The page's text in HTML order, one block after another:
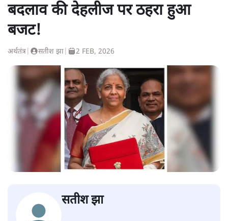
बदलाव की देहलीज पर ठहरा हुआ
बजट!
अर्थतंत्र सतीश झा 2 FEB, 2026
सतीश झा